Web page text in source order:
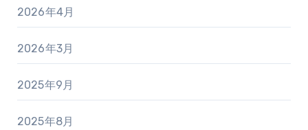
2026年4月
2026年3月
2025年9月
2025年8月